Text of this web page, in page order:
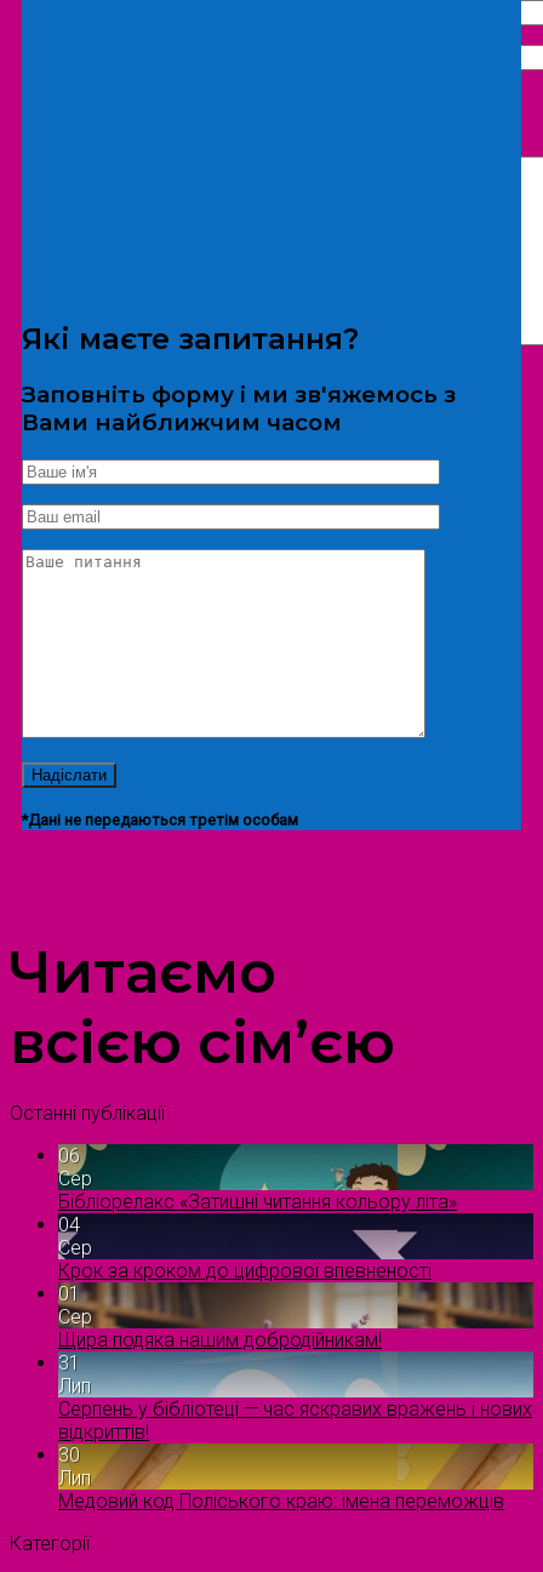
*Дані не передаються третім особам
Екскурсія/локація
Які маєте запитання?
Заповніть форму і ми зв'яжемось з
Вами найближчим часом
*Дані не передаються третім особам
Читаємо
всією сім’єю
Останні публікації
06
Сер
Бібліорелакс «Затишні читання кольору літа»
04
Сер
Крок за кроком до цифрової впевненості
01
Сер
Щира подяка нашим добродійникам!
31
Лип
Серпень у бібліотеці — час яскравих вражень і нових
відкриттів!
30
Лип
Медовий код Поліського краю: імена переможців
Категорії